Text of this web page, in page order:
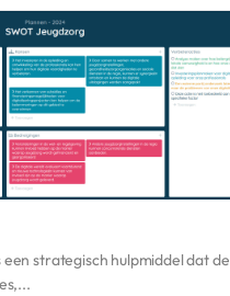
een strategisch hulpmiddel dat de